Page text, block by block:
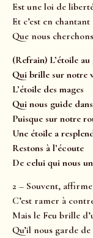
Est une loi de
Et c’est en
Que nous
(Refrain) L’étoile
Qui brille sur notre
L’étoile des mages
Qui nous guide
Puisque sur notre
Une étoile a
Restons à l’écoute
De celui qui nous
2 – Souvent,
C’est ramer à
Mais le Feu brille
Qu’il nous garde